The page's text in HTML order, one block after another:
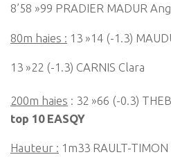
8’58 »99 PRADIER MADUR
80m haies : 13 »14 (-1.3)
13 »22 (-1.3) CARNIS Clara
200m haies : 32 »66 (-0.3)
top 10 EASQY
Hauteur : 1m33 RAULT-